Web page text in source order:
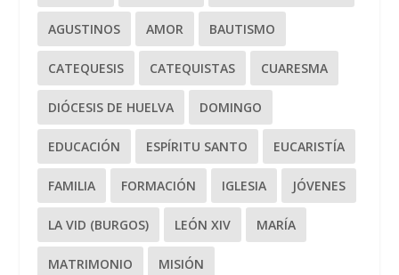
AGUSTINOS AMOR BAUTISMO
CATEQUESIS CATEQUISTAS CUARESMA
DIÓCESIS DE HUELVA DOMINGO
EDUCACIÓN ESPÍRITU SANTO EUCARISTÍA
FAMILIA FORMACIÓN IGLESIA JÓVENES
LA VID (BURGOS) LEÓN XIV MARÍA
MATRIMONIO MISIÓN